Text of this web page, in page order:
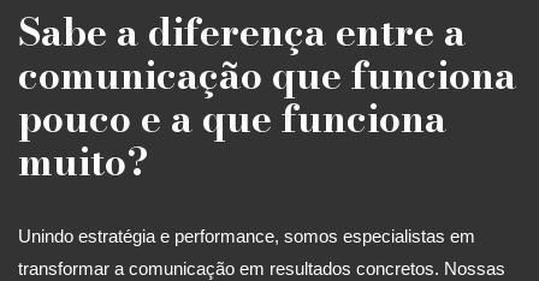
Sabe a diferença entre a
comunicação que funciona
pouco e a que funciona
muito?
Unindo estratégia e performance, somos especialistas em
transformar a comunicação em resultados concretos. Nossas